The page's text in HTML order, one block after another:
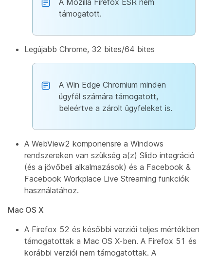
A Mozilla Firefox ESR nem
támogatott.
Legújabb Chrome, 32 bites/64 bites
A Win Edge Chromium minden
ügyfél számára támogatott,
beleértve a zárolt ügyfeleket is.
A WebView2 komponensre a Windows
rendszereken van szükség a(z) Slido integráció
(és a jövőbeli alkalmazások) és a Facebook &
Facebook Workplace Live Streaming funkciók
használatához.
Mac OS X
A Firefox 52 és későbbi verziói teljes mértékben
támogatottak a Mac OS X-ben. A Firefox 51 és
korábbi verziói nem támogatottak. A